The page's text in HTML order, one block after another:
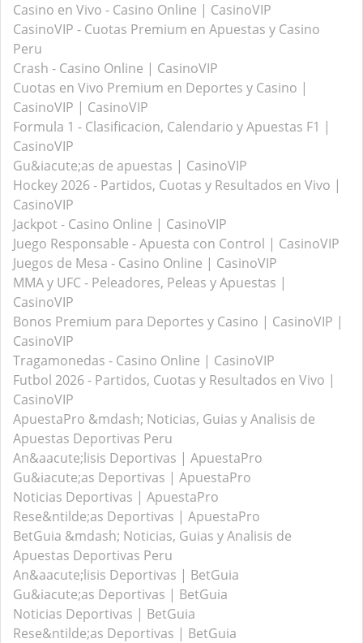
Casino en Vivo - Casino Online | CasinoVIP
CasinoVIP - Cuotas Premium en Apuestas y Casino
Peru
Crash - Casino Online | CasinoVIP
Cuotas en Vivo Premium en Deportes y Casino |
CasinoVIP | CasinoVIP
Formula 1 - Clasificacion, Calendario y Apuestas F1 |
CasinoVIP
Gu&iacute;as de apuestas | CasinoVIP
Hockey 2026 - Partidos, Cuotas y Resultados en Vivo |
CasinoVIP
Jackpot - Casino Online | CasinoVIP
Juego Responsable - Apuesta con Control | CasinoVIP
Juegos de Mesa - Casino Online | CasinoVIP
MMA y UFC - Peleadores, Peleas y Apuestas |
CasinoVIP
Bonos Premium para Deportes y Casino | CasinoVIP |
CasinoVIP
Tragamonedas - Casino Online | CasinoVIP
Futbol 2026 - Partidos, Cuotas y Resultados en Vivo |
CasinoVIP
ApuestaPro &mdash; Noticias, Guias y Analisis de
Apuestas Deportivas Peru
An&aacute;lisis Deportivas | ApuestaPro
Gu&iacute;as Deportivas | ApuestaPro
Noticias Deportivas | ApuestaPro
Rese&ntilde;as Deportivas | ApuestaPro
BetGuia &mdash; Noticias, Guias y Analisis de
Apuestas Deportivas Peru
An&aacute;lisis Deportivas | BetGuia
Gu&iacute;as Deportivas | BetGuia
Noticias Deportivas | BetGuia
Rese&ntilde;as Deportivas | BetGuia